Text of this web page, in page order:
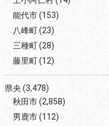
能代市(153)
八峰町(23)
三種町(28)
藤里町(12)
県央(3,478)
秋田市(2,858)
男鹿市(112)